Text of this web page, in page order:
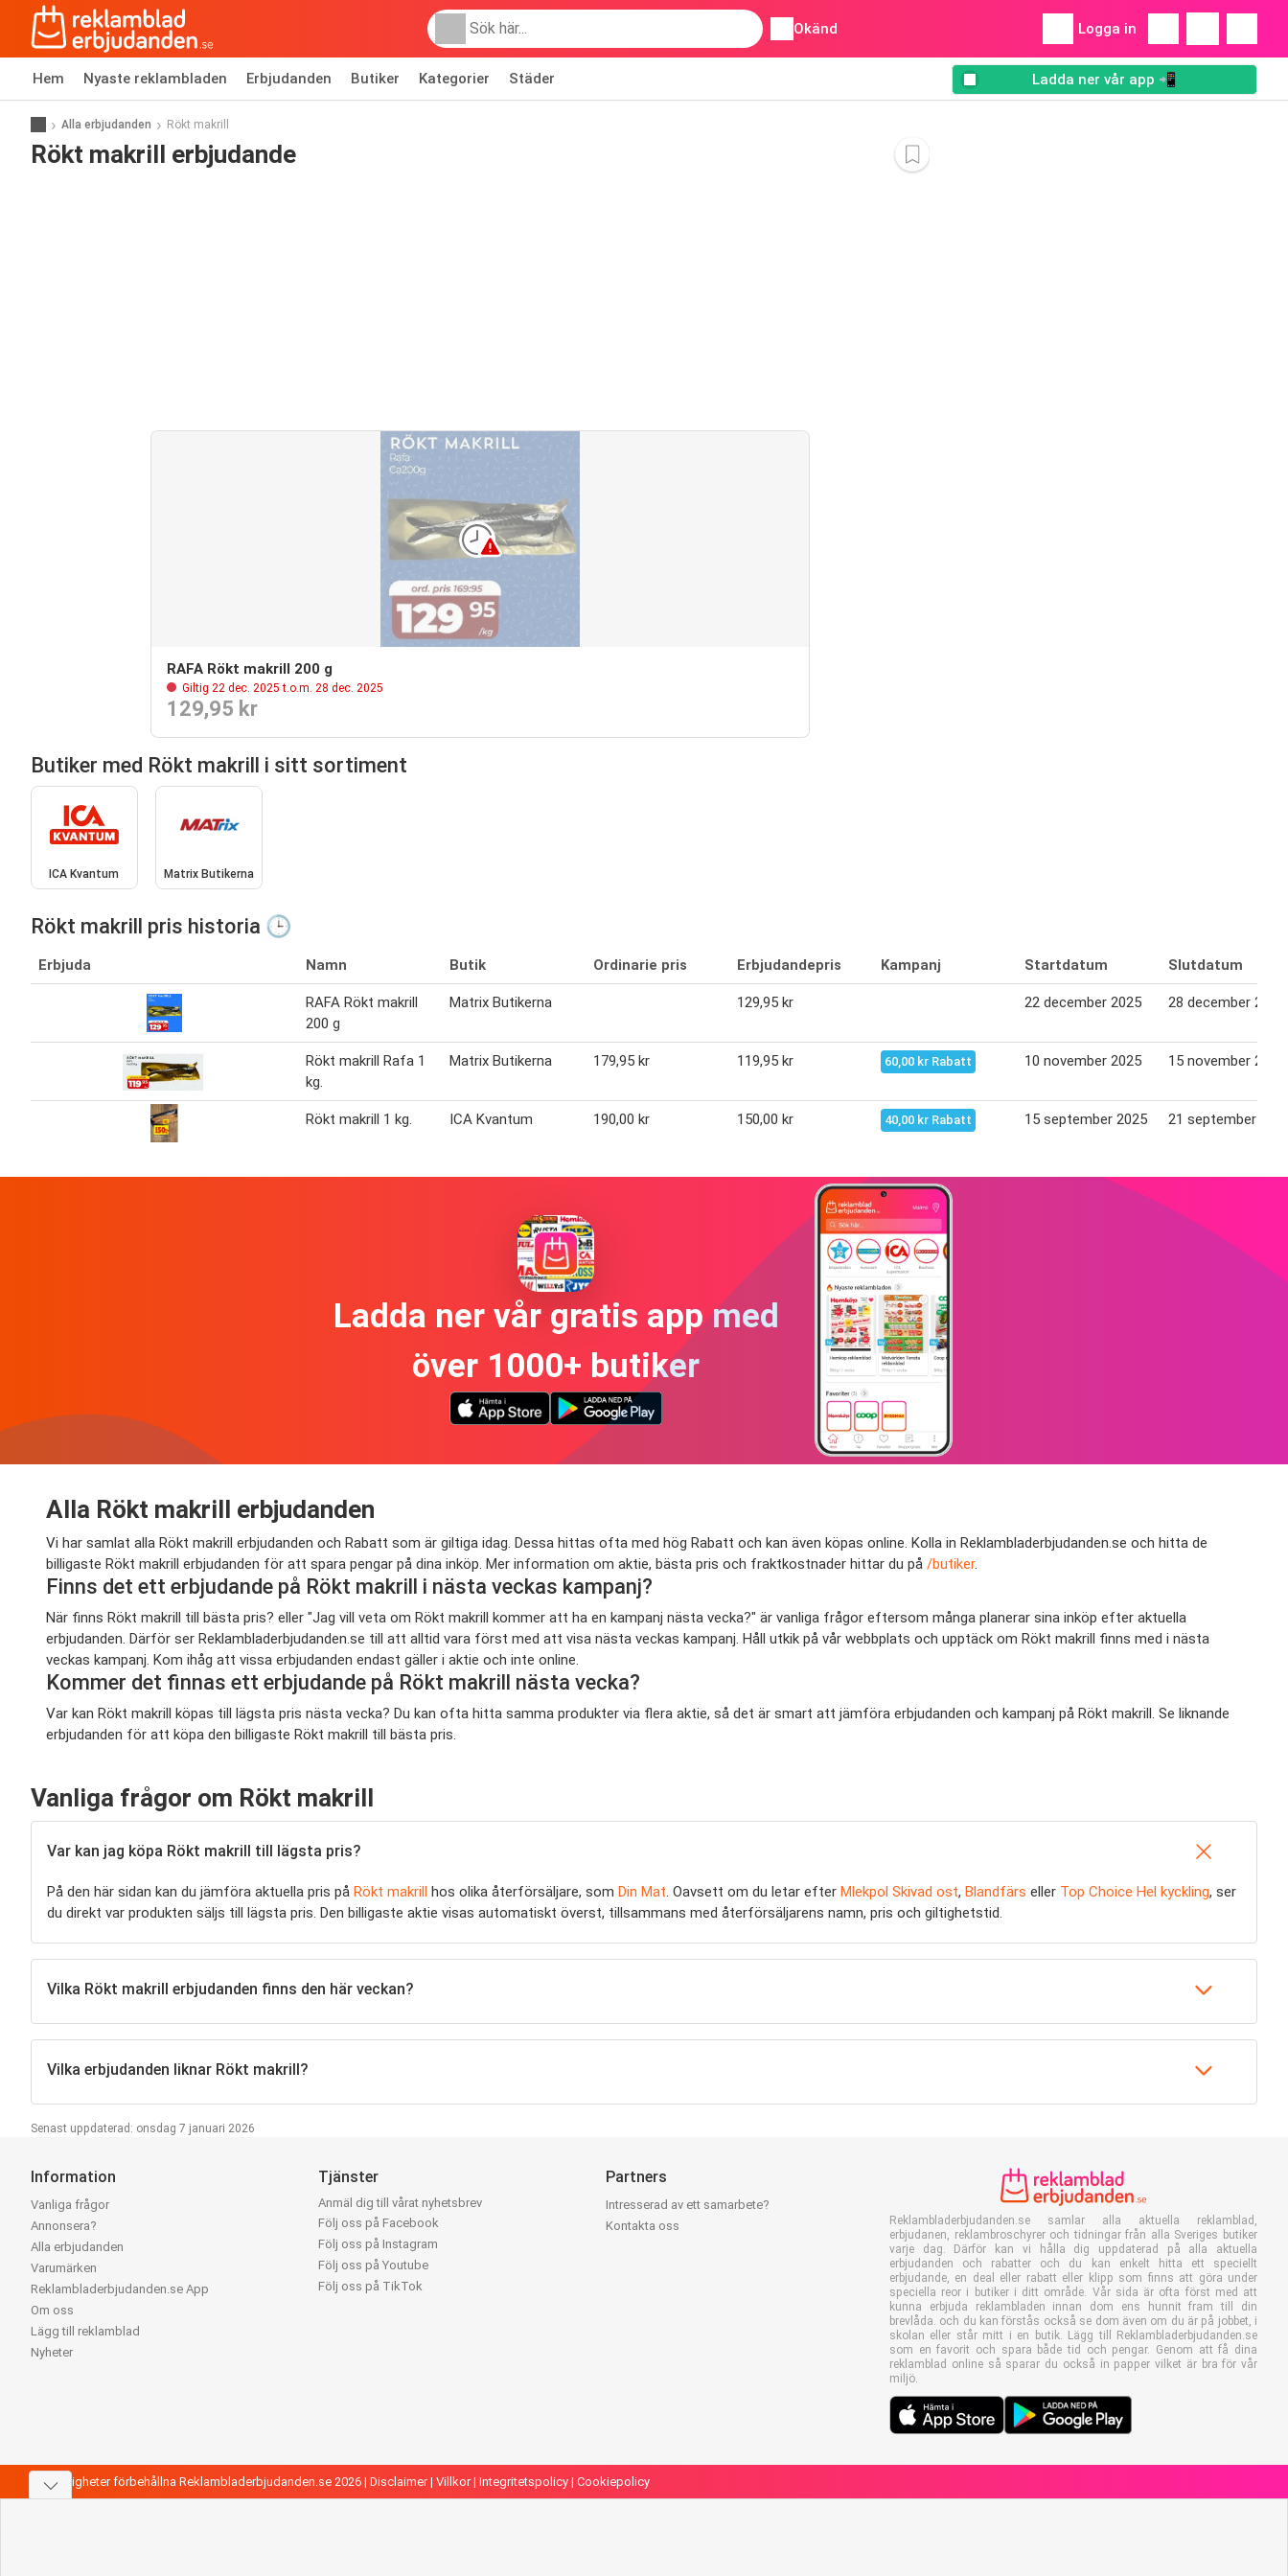
Okänd Logga in
Hem Nyaste reklambladen Erbjudanden Butiker Kategorier Städer Ladda ner vår app 📲
Alla erbjudanden Rökt makrill
Rökt makrill erbjudande
RAFA Rökt makrill 200 g
Giltig 22 dec. 2025 t.o.m. 28 dec. 2025
129,95 kr
Butiker med Rökt makrill i sitt sortiment
ICA Kvantum Matrix Butikerna
Rökt makrill pris historia 🕒
Erbjuda Namn Butik Ordinarie pris Erbjudandepris Kampanj Startdatum Slutdatum
RAFA Rökt makrill
200 g
Matrix Butikerna 129,95 kr 22 december 2025 28 december 2025
Rökt makrill Rafa 1
kg.
Matrix Butikerna 179,95 kr 119,95 kr 60,00 kr Rabatt 10 november 2025 15 november 2025
Rökt makrill 1 kg. ICA Kvantum 190,00 kr 150,00 kr 40,00 kr Rabatt 15 september 2025 21 september
Ladda ner vår gratis app med
över 1000+ butiker
Alla Rökt makrill erbjudanden
Vi har samlat alla Rökt makrill erbjudanden och Rabatt som är giltiga idag. Dessa hittas ofta med hög Rabatt och kan även köpas online. Kolla in Reklambladerbjudanden.se och hitta de
billigaste Rökt makrill erbjudanden för att spara pengar på dina inköp. Mer information om aktie, bästa pris och fraktkostnader hittar du på /butiker.
Finns det ett erbjudande på Rökt makrill i nästa veckas kampanj?
När finns Rökt makrill till bästa pris? eller "Jag vill veta om Rökt makrill kommer att ha en kampanj nästa vecka?" är vanliga frågor eftersom många planerar sina inköp efter aktuella
erbjudanden. Därför ser Reklambladerbjudanden.se till att alltid vara först med att visa nästa veckas kampanj. Håll utkik på vår webbplats och upptäck om Rökt makrill finns med i nästa
veckas kampanj. Kom ihåg att vissa erbjudanden endast gäller i aktie och inte online.
Kommer det finnas ett erbjudande på Rökt makrill nästa vecka?
Var kan Rökt makrill köpas till lägsta pris nästa vecka? Du kan ofta hitta samma produkter via flera aktie, så det är smart att jämföra erbjudanden och kampanj på Rökt makrill. Se liknande
erbjudanden för att köpa den billigaste Rökt makrill till bästa pris.
Vanliga frågor om Rökt makrill
Var kan jag köpa Rökt makrill till lägsta pris?
På den här sidan kan du jämföra aktuella pris på Rökt makrill hos olika återförsäljare, som Din Mat . Oavsett om du letar efter Mlekpol Skivad ost, Blandfärs eller Top Choice Hel kyckling, ser
du direkt var produkten säljs till lägsta pris. Den billigaste aktie visas automatiskt överst, tillsammans med återförsäljarens namn, pris och giltighetstid.
Vilka Rökt makrill erbjudanden finns den här veckan?
Vilka erbjudanden liknar Rökt makrill?
Senast uppdaterad: onsdag 7 januari 2026
Information
Vanliga frågor
Annonsera?
Alla erbjudanden
Varumärken
Reklambladerbjudanden.se App
Om oss
Lägg till reklamblad
Nyheter
Tjänster
Anmäl dig till vårat nyhetsbrev
Följ oss på Facebook
Följ oss på Instagram
Följ oss på Youtube
Följ oss på TikTok
Partners
Intresserad av ett samarbete?
Kontakta oss
Reklambladerbjudanden.se samlar alla aktuella reklamblad,
erbjudanen, reklambroschyrer och tidningar från alla Sveriges butiker
varje dag. Därför kan vi hålla dig uppdaterad på alla aktuella
erbjudanden och rabatter och du kan enkelt hitta ett speciellt
erbjudande, en deal eller rabatt eller klipp som finns att göra under
speciella reor i butiker i ditt område. Vår sida är ofta först med att
kunna erbjuda reklambladen innan dom ens hunnit fram till din
brevlåda. och du kan förstås också se dom även om du är på jobbet, i
skolan eller står mitt i en butik. Lägg till Reklambladerbjudanden.se
som en favorit och spara både tid och pengar. Genom att få dina
reklamblad online så sparar du också in papper vilket är bra för vår
miljö.
Alla rättigheter förbehållna Reklambladerbjudanden.se 2026 | Disclaimer| Villkor| Integritetspolicy | Cookiepolicy